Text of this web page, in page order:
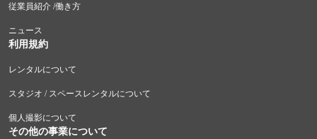
従業員紹介 /働き方
ニュース
利用規約
レンタルについて
スタジオ / スペースレンタルについて
個人撮影について
その他の事業について